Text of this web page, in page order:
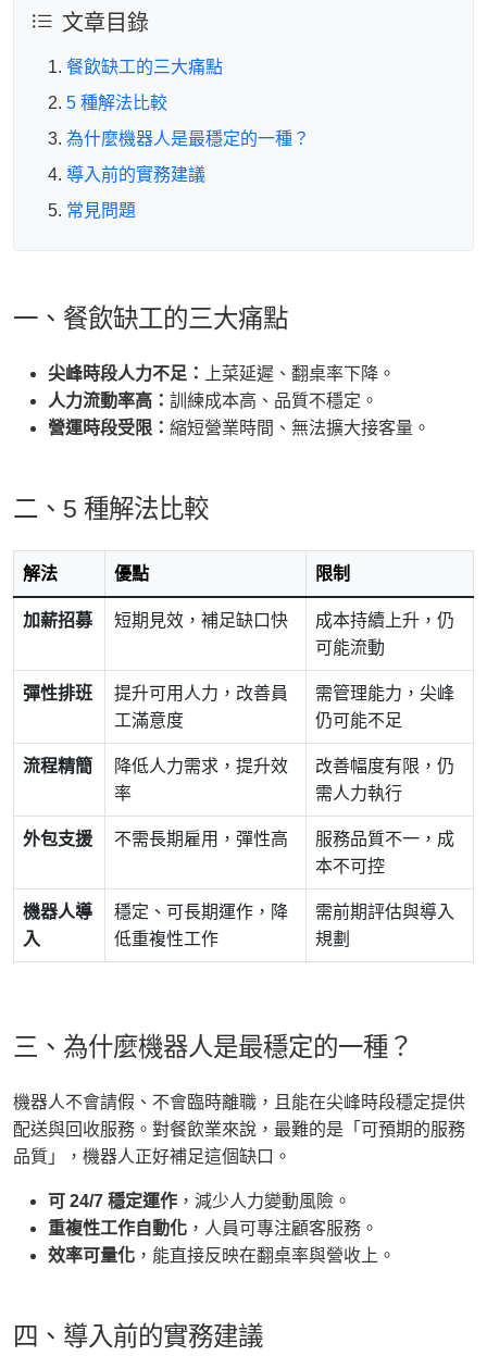
文章目錄
餐飲缺工的三大痛點
5 種解法比較
為什麼機器人是最穩定的一種？
導入前的實務建議
常見問題
一、餐飲缺工的三大痛點
尖峰時段人力不足：
上菜延遲、翻桌率下降。
人力流動率高： 訓練成本高、品質不穩定。
營運時段受限： 縮短營業時間、無法擴大接客量。
二、5 種解法比較
解法 優點 限制
加薪招募 短期見效，補足缺口快
成本持續上升，仍
可能流動
彈性排班
提升可用人力，改善員
工滿意度
需管理能力，尖峰
仍可能不足
流程精簡
降低人力需求，提升效
率
改善幅度有限，仍
需人力執行
外包支援 不需長期雇用，彈性高
服務品質不一，成
本不可控
機器人導
入
穩定、可長期運作，降
低重複性工作
需前期評估與導入
規劃
三、為什麼機器人是最穩定的一種？
機器人不會請假、不會臨時離職，且能在尖峰時段穩定提供
配送與回收服務。對餐飲業來說，最難的是「可預期的服務
品質」，機器人正好補足這個缺口。
可 24/7 穩定運作 ，減少人力變動風險。
重複性工作自動化 ，人員可專注顧客服務。
效率可量化 ，能直接反映在翻桌率與營收上。
四、導入前的實務建議